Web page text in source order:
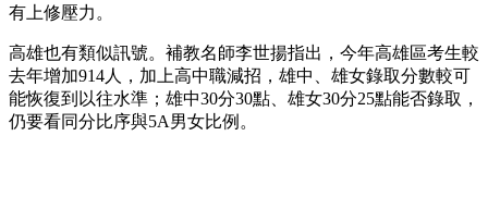
有上修壓力。
高雄也有類似訊號。補教名師李世揚指出，今年高雄區考生較
去年增加914人，加上高中職減招，雄中、雄女錄取分數較可
能恢復到以往水準；雄中30分30點、雄女30分25點能否錄取，
仍要看同分比序與5A男女比例。